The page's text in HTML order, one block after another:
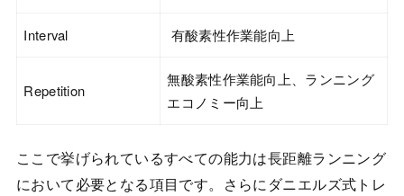
Interval 有酸素性作業能向上
Repetition
無酸素性作業能向上、ランニング
エコノミー向上
ここで挙げられているすべての能力は長距離ランニング
において必要となる項目です。さらにダニエルズ式トレ